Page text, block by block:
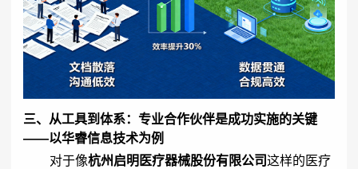
三、从工具到体系：专业合作伙伴是成功实施的关键
——以华睿信息技术为例
对于像杭州启明医疗器械股份有限公司这样的医疗